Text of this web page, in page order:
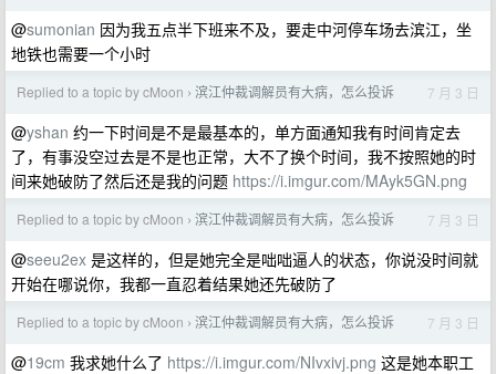
@sumonian 因为我五点半下班来不及，要走中河停车场去滨江，坐
地铁也需要一个小时
Replied to a topic by cMoon › 滨江仲裁调解员有大病，怎么投诉 7 月 3 日
@yshan 约一下时间是不是最基本的，单方面通知我有时间肯定去
了，有事没空过去是不是也正常，大不了换个时间，我不按照她的时
间来她破防了然后还是我的问题 https://i.imgur.com/MAyk5GN.png
Replied to a topic by cMoon › 滨江仲裁调解员有大病，怎么投诉 7 月 3 日
@seeu2ex 是这样的，但是她完全是咄咄逼人的状态，你说没时间就
开始在哪说你，我都一直忍着结果她还先破防了
Replied to a topic by cMoon › 滨江仲裁调解员有大病，怎么投诉 7 月 3 日
@19cm 我求她什么了 https://i.imgur.com/NIvxivj.png 这是她本职工